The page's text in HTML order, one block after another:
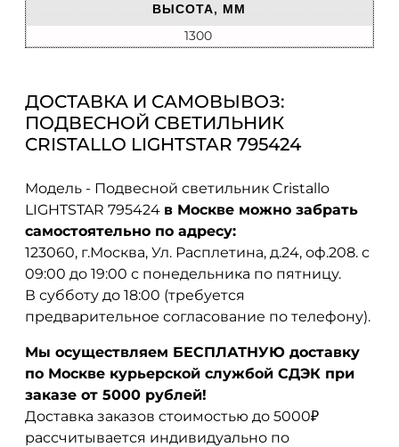
ВЫСОТА, ММ
1300
ДОСТАВКА И САМОВЫВОЗ:
ПОДВЕСНОЙ СВЕТИЛЬНИК
CRISTALLO LIGHTSTAR 795424
Модель - Подвесной светильник Cristallo
LIGHTSTAR 795424 в Москве можно забрать
самостоятельно по адресу:
123060, г.Москва, Ул. Расплетина, д.24, оф.208. с
09:00 до 19:00 с понедельника по пятницу.
В субботу до 18:00 (требуется
предварительное согласование по телефону).
Мы осуществляем БЕСПЛАТНУЮ доставку
по Москве курьерской службой СДЭК при
заказе от 5000 рублей!
Доставка заказов стоимостью до 5000₽
рассчитывается индивидуально по